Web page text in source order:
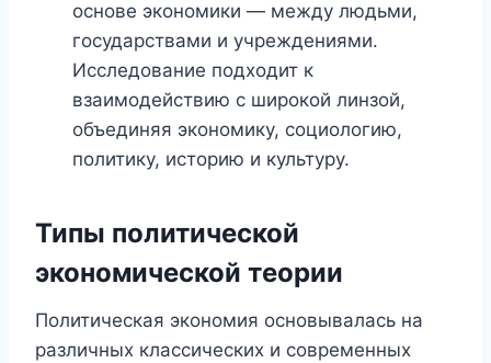
основе экономики — между людьми,
государствами и учреждениями.
Исследование подходит к
взаимодействию с широкой линзой,
объединяя экономику, социологию,
политику, историю и культуру.
Типы политической
экономической теории
Политическая экономия основывалась на
различных классических и современных